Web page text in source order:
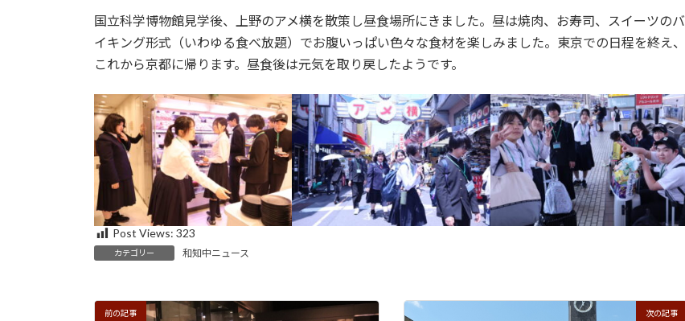
新
日
:
国立科学博物館見学後、上野のアメ横を散策し昼食場所にきました。昼は焼肉、お寿司、スイーツのバ
イキング形式（いわゆる食べ放題）でお腹いっぱい色々な食材を楽しみました。東京での日程を終え、
これから京都に帰ります。昼食後は元気を取り戻したようです。
Post Views: 323
カテゴリー 和知中ニュース
前の記事 次の記事